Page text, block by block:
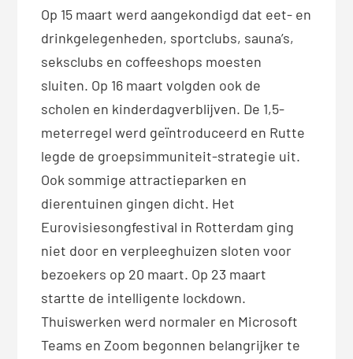
Op 15 maart werd aangekondigd dat eet- en
drinkgelegenheden, sportclubs, sauna’s,
seksclubs en coffeeshops moesten
sluiten. Op 16 maart volgden ook de
scholen en kinderdagverblijven. De 1,5-
meterregel werd geïntroduceerd en Rutte
legde de groepsimmuniteit-strategie uit.
Ook sommige attractieparken en
dierentuinen gingen dicht. Het
Eurovisiesongfestival in Rotterdam ging
niet door en verpleeghuizen sloten voor
bezoekers op 20 maart. Op 23 maart
startte de intelligente lockdown.
Thuiswerken werd normaler en Microsoft
Teams en Zoom begonnen belangrijker te